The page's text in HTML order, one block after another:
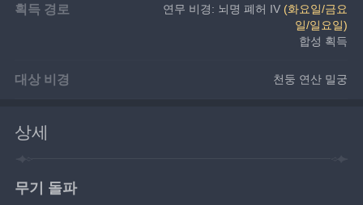
획득 경로 연무 비경: 뇌명 폐허 IV (화요일/금요
일/일요일)
합성 획득
대상 비경 천둥 연산 밀궁
상세
무기 돌파